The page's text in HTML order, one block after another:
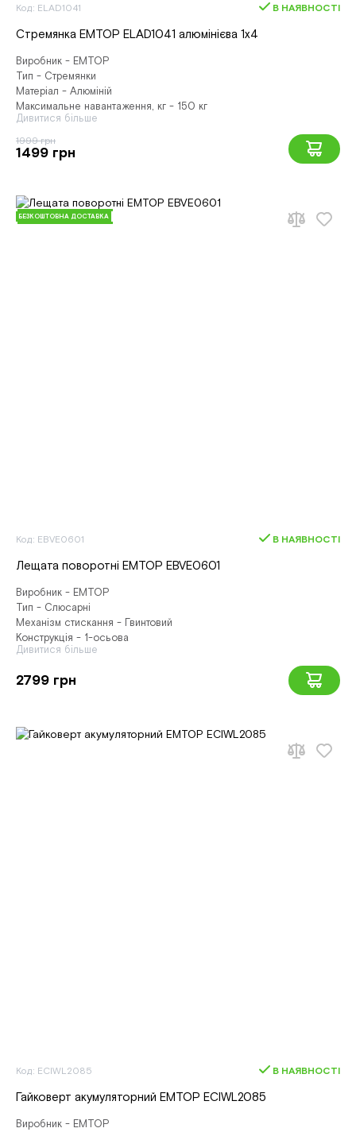
Код: ELAD1041 В НАЯВНОСТІ
Стремянка EMTOP ELAD1041 алюмінієва 1х4
Виробник - EMTOP
Тип - Стремянки
Матеріал - Алюміній
Максимальне навантаження, кг - 150 кг
Дивитися більше
1999 грн
1499 грн
БЕЗКОШТОВНА ДОСТАВКА
Код: EBVE0601 В НАЯВНОСТІ
Лещата поворотні EMTOP EBVE0601
Виробник - EMTOP
Тип - Слюсарні
Механізм стискання - Гвинтовий
Конструкція - 1-осьова
Дивитися більше
2799 грн
Код: ECIWL2085 В НАЯВНОСТІ
Гайковерт акумуляторний EMTOP ECIWL2085
Виробник - EMTOP